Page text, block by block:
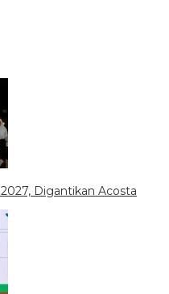
Digantikan Acosta